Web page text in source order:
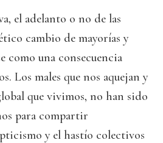
el adelanto o no de las
cambio de mayorías y
como una consecuencia
Los males que nos aquejan y
que vivimos, no han sido
para compartir
y el hastío colectivos